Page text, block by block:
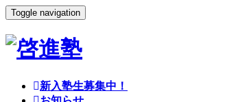
Toggle navigation
新入塾生募集中！